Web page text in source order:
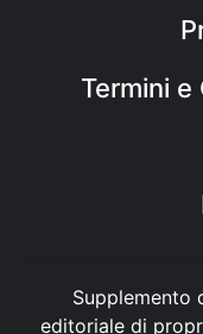
Termini
Supplemento
editoriale di